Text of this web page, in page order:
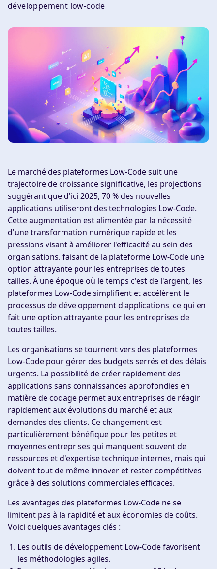
développement low-code
Le marché des plateformes Low-Code suit une
trajectoire de croissance significative, les projections
suggérant que d'ici 2025, 70 % des nouvelles
applications utiliseront des technologies Low-Code.
Cette augmentation est alimentée par la nécessité
d'une transformation numérique rapide et les
pressions visant à améliorer l'efficacité au sein des
organisations, faisant de la plateforme Low-Code une
option attrayante pour les entreprises de toutes
tailles. À une époque où le temps c'est de l'argent, les
plateformes Low-Code simplifient et accélèrent le
processus de développement d'applications, ce qui en
fait une option attrayante pour les entreprises de
toutes tailles.
Les organisations se tournent vers des plateformes
Low-Code pour gérer des budgets serrés et des délais
urgents. La possibilité de créer rapidement des
applications sans connaissances approfondies en
matière de codage permet aux entreprises de réagir
rapidement aux évolutions du marché et aux
demandes des clients. Ce changement est
particulièrement bénéfique pour les petites et
moyennes entreprises qui manquent souvent de
ressources et d'expertise technique internes, mais qui
doivent tout de même innover et rester compétitives
grâce à des solutions commerciales efficaces.
Les avantages des plateformes Low-Code ne se
limitent pas à la rapidité et aux économies de coûts.
Voici quelques avantages clés :
Les outils de développement Low-Code favorisent
les méthodologies agiles.